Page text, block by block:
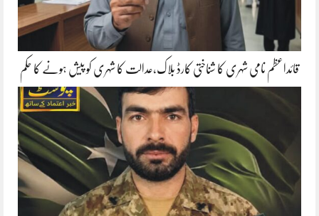
قائداعظم نامی شہری کا شناختی کارڈ بلاک،عدالت کا شہری کو پیش ہونے کا حکم